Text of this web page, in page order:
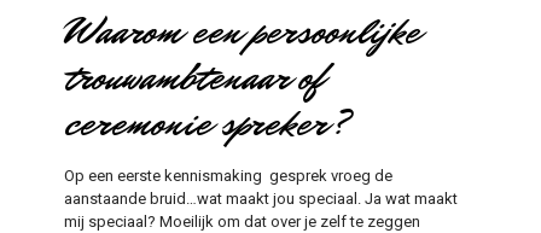
Waarom een persoonlijke
trouwambtenaar of
ceremonie spreker?
Op een eerste kennismaking gesprek vroeg de
aanstaande bruid…wat maakt jou speciaal. Ja wat maakt
mij speciaal? Moeilijk om dat over je zelf te zeggen